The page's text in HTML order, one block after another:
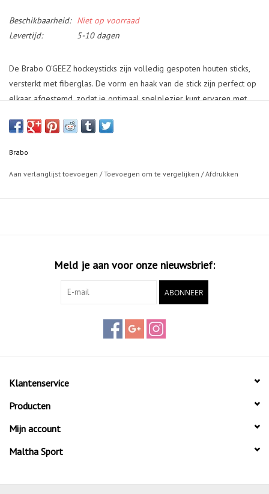
Beschikbaarheid:
Niet op voorraad
Levertijd:
5-10 dagen
De Brabo O'GEEZ hockeysticks zijn volledig gespoten houten sticks,
versterkt met fiberglas. De vorm en haak van de stick zijn perfect op
elkaar afgestemd, zodat je optimaal spelplezier kunt ervaren met
uitstekende balans tussen flexibiliteit en duurzaamheid. Met de Brabo
nauwkeurige passes wilt geven of krachtige slagen wilt maken, deze
Brabo
Aan verlanglijst toevoegen /Toevoegen om te vergelijken /Afdrukken
Meld je aan voor onze nieuwsbrief:
ABONNEER
Klantenservice
Producten
Mijn account
Maltha Sport